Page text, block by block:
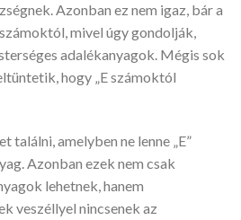
Azonban ez nem igaz, bár a
mivel úgy gondolják,
adalékanyagok. Mégis sok
hogy „E számoktól
találni, amelyben ne lenne „E”
Azonban ezek nem csak
lehetnek, hanem
veszéllyel nincsenek az